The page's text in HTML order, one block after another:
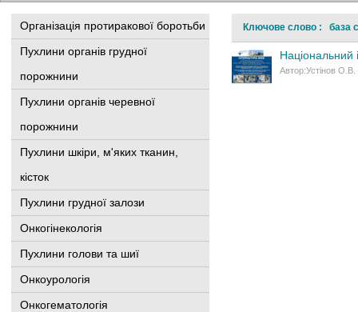
Організація протиракової боротьби
Пухлини органів грудної
порожнини
Пухлини органів черевної
порожнини
Пухлини шкіри, м'яких тканин,
кісток
Пухлини грудної залози
Онкогінекологія
Пухлини голови та шиї
Онкоурологія
Онкогематологія
Ключове слово : база
Національний
Автор:Устінов